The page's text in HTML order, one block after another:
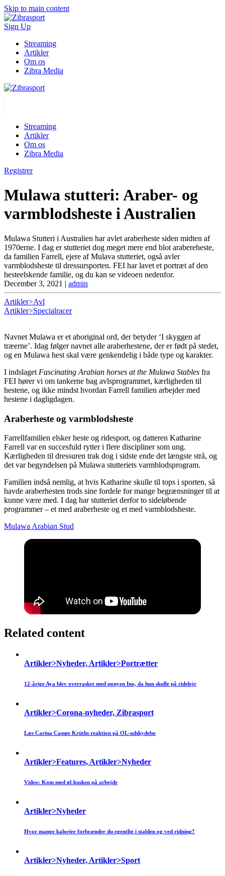
Skip to main content
Sign Up
Streaming
Artikler
Om os
Zibra Media
Streaming
Artikler
Om os
Zibra Media
Registrer
Mulawa stutteri: Araber- og
varmblodsheste i Australien
Mulawa Stutteri i Australien har avlet araberheste siden midten af
1970erne. I dag er stutteriet dog meget mere end blot arabereheste,
da familien Farrell, ejere af Mulava stutteriet, også avler
varmblodsheste til dressursporten. FEI har lavet et portræt af den
hesteelskende familie, og du kan se videoen nedenfor.
December 3, 2021 | admin
Artikler>Avl
Artikler>Specialracer
Navnet Mulawa er et aboriginal ord, der betyder ‘I skyggen af
træerne’. Idag følger navnet alle araberhestene, der er født på stedet,
og en Mulawa hest skal være genkendelig i både type og karakter.
I indslaget Fascinating Arabian horses at the Mulawa Stables fra
FEI hører vi om tankerne bag avlsprogrammet, kærligheden til
hestene, og ikke mindst hvordan Farrell familien arbejder med
hestene i dagligdagen.
Araberheste og varmblodsheste
Farrellfamilien elsker heste og ridesport, og datteren Katharine
Farrell var en succesfuld rytter i flere discipliner som ung.
Kærligheden til dressuren trak dog i sidste ende det længste strå, og
det var begyndelsen på Mulawa stutteriets varmblodsprogram.
Familien indså nemlig, at hvis Katharine skulle til tops i sporten, så
havde araberhesten trods sine fordele for mange begrænsninger til at
kunne være med. I dag har stutteriet derfor to sideløbende
programmer – et med araberheste og et med varmblodsheste.
Mulawa Arabian Stud
Related content
Artikler>Nyheder, Artikler>Portrætter
12-årige Aya blev overrasket med ponyen Ino, da hun skulle på ridelejr
Artikler>Corona-nyheder, Zibrasport
Læs Carina Cassøe Krüths reaktion på OL-udskydelse
Artikler>Features, Artikler>Nyheder
Video: Kom med øl-kusken på arbejde
Artikler>Nyheder
Hvor mange kalorier forbrænder du egentlig i stalden og ved ridning?
Artikler>Nyheder, Artikler>Sport